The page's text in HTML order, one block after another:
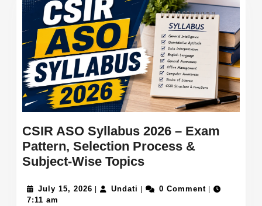
CSIR ASO Syllabus 2026 – Exam
Pattern, Selection Process &
Subject-Wise TopicsCSIR
Syllabus
July 15, 2026 July
Undati Undati0 Comment
7:11 am